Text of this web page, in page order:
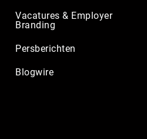
Vacatures & Employer
Branding
Persberichten
Blogwire